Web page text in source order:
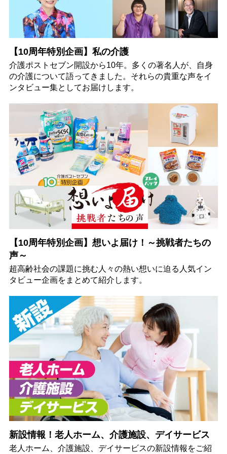
【10周年特別企画】私の介護
介護ポストセブン開設から10年。多くの著名人が、自身
の介護について語ってきました。それらの貴重な声をイ
ンタビュー集としてお届けします。
【10周年特別企画】想いよ届け！～挑戦者たちの
声～
超高齢社会の課題に挑む人々の熱い想いに迫る人気イン
タビュー企画をまとめて紹介します。
新設情報！老人ホーム、介護施設、デイサービス
老人ホーム、介護施設、デイサービスの新設情報をご紹